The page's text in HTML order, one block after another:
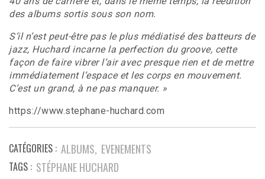
des albums sortis sous son nom.
S’il n’est peut-être pas le plus médiatisé des batteurs de
jazz, Huchard incarne la perfection du groove, cette
façon de faire vibrer l’air avec presque rien et de mettre
immédiatement l’espace et les corps en mouvement.
C’est un grand, à ne pas manquer. »
https://www.stephane-huchard.com
CATÉGORIES : ALBUMS EVENEMENTS
TAGS : STÉPHANE HUCHARD